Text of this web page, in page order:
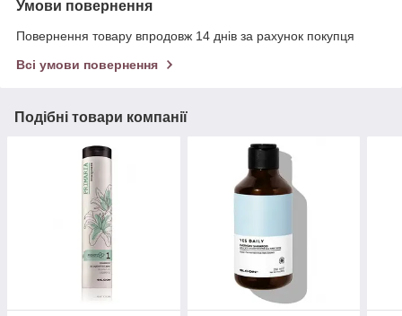
Умови повернення
Повернення товару впродовж 14 днів за рахунок покупця
Всі умови повернення
Подібні товари компанії